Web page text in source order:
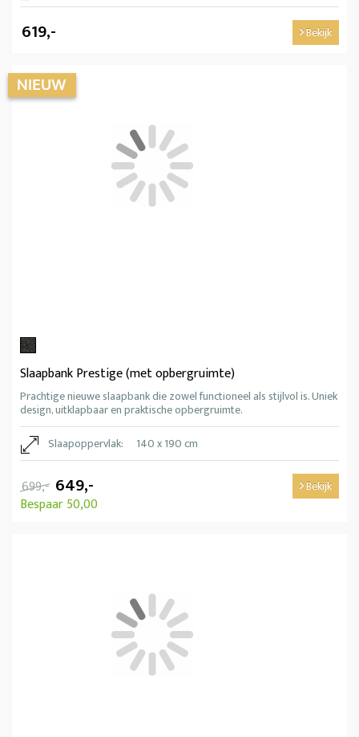
619,- Bekijk
Slaapbank Prestige (met opbergruimte)
Prachtige nieuwe slaapbank die zowel functioneel als stijlvol is. Uniek
design, uitklapbaar en praktische opbergruimte.
Slaapoppervlak:
140 x 190 cm
699,- 649,-
Bespaar 50,00
Bekijk